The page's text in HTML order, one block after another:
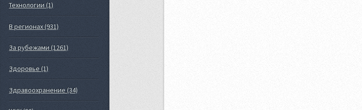
Технологии (1)
В регионах (931)
За рубежами (1261)
Здоровье (1)
Здравоохранение (34)